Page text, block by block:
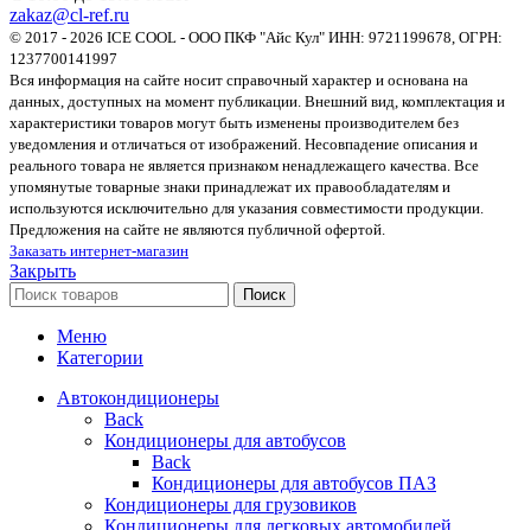
zakaz@cl-ref.ru
© 2017 - 2026 ICE COOL - ООО ПКФ "Айс Кул" ИНН: 9721199678, ОГРН:
1237700141997
Вся информация на сайте носит справочный характер и основана на
данных, доступных на момент публикации. Внешний вид, комплектация и
характеристики товаров могут быть изменены производителем без
уведомления и отличаться от изображений. Несовпадение описания и
реального товара не является признаком ненадлежащего качества. Все
упомянутые товарные знаки принадлежат их правообладателям и
используются исключительно для указания совместимости продукции.
Предложения на сайте не являются публичной офертой.
Заказать интернет-магазин
Закрыть
Поиск
Меню
Категории
Автокондиционеры
Back
Кондиционеры для автобусов
Back
Кондиционеры для автобусов ПАЗ
Кондиционеры для грузовиков
Кондиционеры для легковых автомобилей